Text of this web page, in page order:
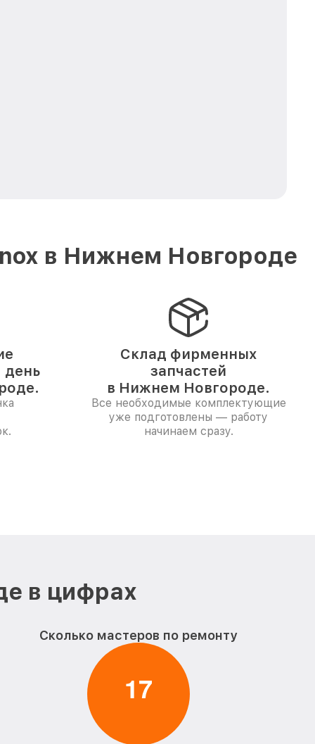
в Нижнем Новгороде
день
Склад фирменных
запчастей
в Нижнем Новгороде.
Все необходимые комплектующие
уже подготовлены — работу
начинаем сразу.
в цифрах
Сколько мастеров по ремонту
17